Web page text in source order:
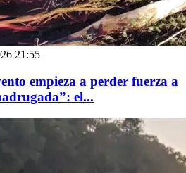
21:55
empieza a perder fuerza a
el...